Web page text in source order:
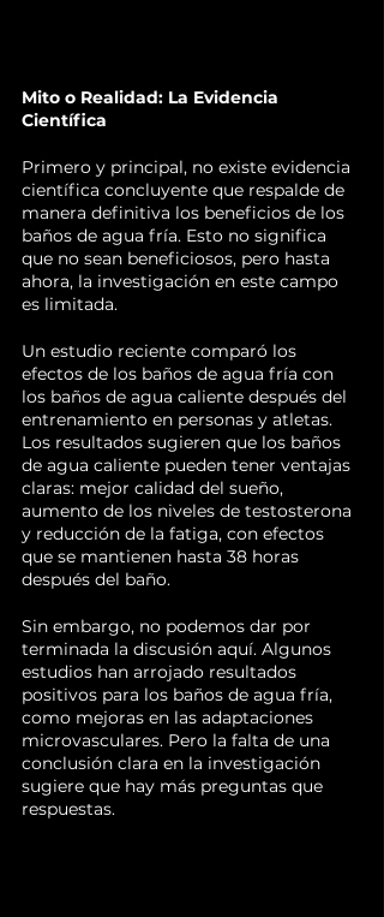
Mito o Realidad: La Evidencia
Científica
Primero y principal, no existe evidencia
científica concluyente que respalde de
manera definitiva los beneficios de los
baños de agua fría. Esto no significa
que no sean beneficiosos, pero hasta
ahora, la investigación en este campo
es limitada.
Un estudio reciente comparó los
efectos de los baños de agua fría con
los baños de agua caliente después del
entrenamiento en personas y atletas.
Los resultados sugieren que los baños
de agua caliente pueden tener ventajas
claras: mejor calidad del sueño,
aumento de los niveles de testosterona
y reducción de la fatiga, con efectos
que se mantienen hasta 38 horas
después del baño.
Sin embargo, no podemos dar por
terminada la discusión aquí. Algunos
estudios han arrojado resultados
positivos para los baños de agua fría,
como mejoras en las adaptaciones
microvasculares. Pero la falta de una
conclusión clara en la investigación
sugiere que hay más preguntas que
respuestas.